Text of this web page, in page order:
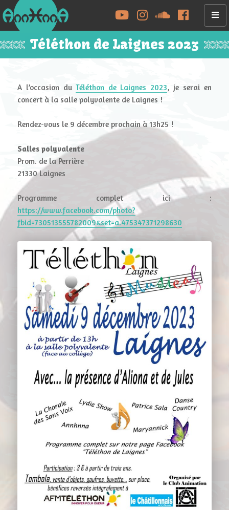
YouTubeInstagramSoundcloud
Facebook
MENU
Téléthon de Laignes 2023
A l’occasion duTéléthon de Laignes 2023, je serai en
concert à la salle polyvalente de Laignes !
Rendez-vous le 9 décembre prochain à 13h25 !
Salles polyvalente
Prom. de la Perrière
21330 Laignes
Programme complet ici :
https://www.facebook.com/photo?
fbid=730513555782009&set=a.475347371298630